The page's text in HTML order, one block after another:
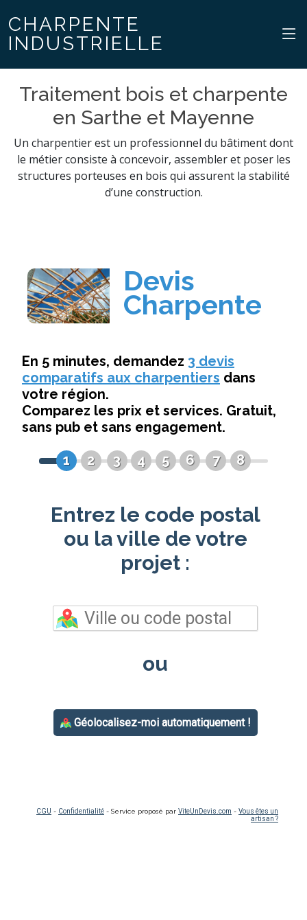
CHARPENTE
INDUSTRIELLE
Traitement bois et charpente
en Sarthe et Mayenne
Un charpentier est un professionnel du bâtiment dont
le métier consiste à concevoir, assembler et poser les
structures porteuses en bois qui assurent la stabilité
d’une construction.